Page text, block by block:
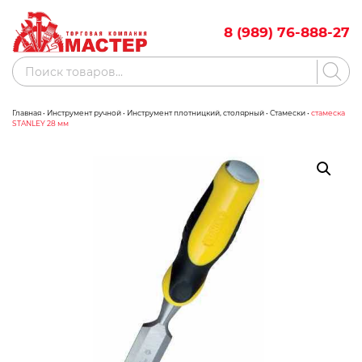
content
8 (989) 76-888-27
Акции Бренды
Измерительное оборудование
Клининговое оборудование
Компрессорное оборудование
Поиск
товаров
Главная• Инструмент ручной• Инструмент плотницкий, столярный• Стамески• стамеска
STANLEY 28 мм